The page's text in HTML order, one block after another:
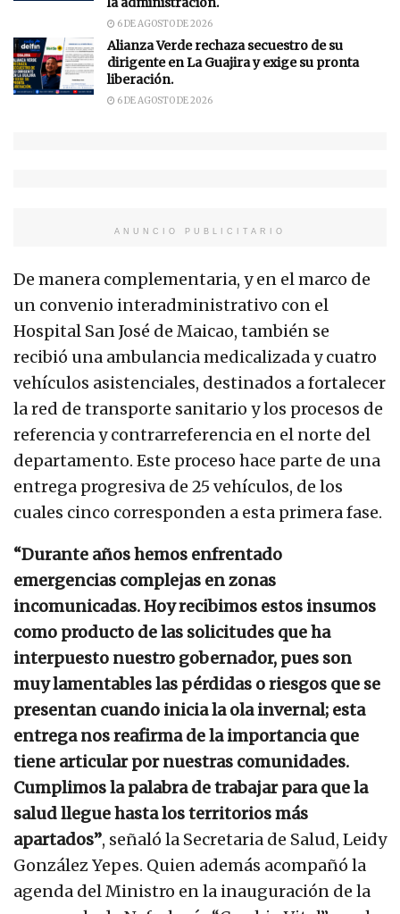
6 DE AGOSTO DE 2026
Alianza Verde rechaza secuestro de su
dirigente en La Guajira y exige su pronta
liberación.
6 DE AGOSTO DE 2026
ANUNCIO PUBLICITARIO
De manera complementaria, y en el marco de
un convenio interadministrativo con el
Hospital San José de Maicao, también se
recibió una ambulancia medicalizada y cuatro
vehículos asistenciales, destinados a fortalecer
la red de transporte sanitario y los procesos de
referencia y contrarreferencia en el norte del
departamento. Este proceso hace parte de una
entrega progresiva de 25 vehículos, de los
cuales cinco corresponden a esta primera fase.
“Durante años hemos enfrentado
emergencias complejas en zonas
incomunicadas. Hoy recibimos estos insumos
como producto de las solicitudes que ha
interpuesto nuestro gobernador, pues son
muy lamentables las pérdidas o riesgos que se
presentan cuando inicia la ola invernal; esta
entrega nos reafirma de la importancia que
tiene articular por nuestras comunidades.
Cumplimos la palabra de trabajar para que la
salud llegue hasta los territorios más
apartados”, señaló la Secretaria de Salud, Leidy
González Yepes. Quien además acompañó la
agenda del Ministro en la inauguración de la